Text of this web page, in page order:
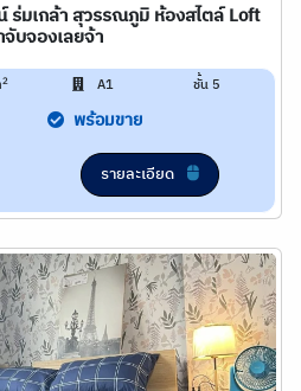
ร่มเกล้า สุวรรณภูมิ ห้องสไตล์ Loft
บจองเลยจ้า
2 A1 ชั้น 5
พร้อมขาย
รายละเอียด